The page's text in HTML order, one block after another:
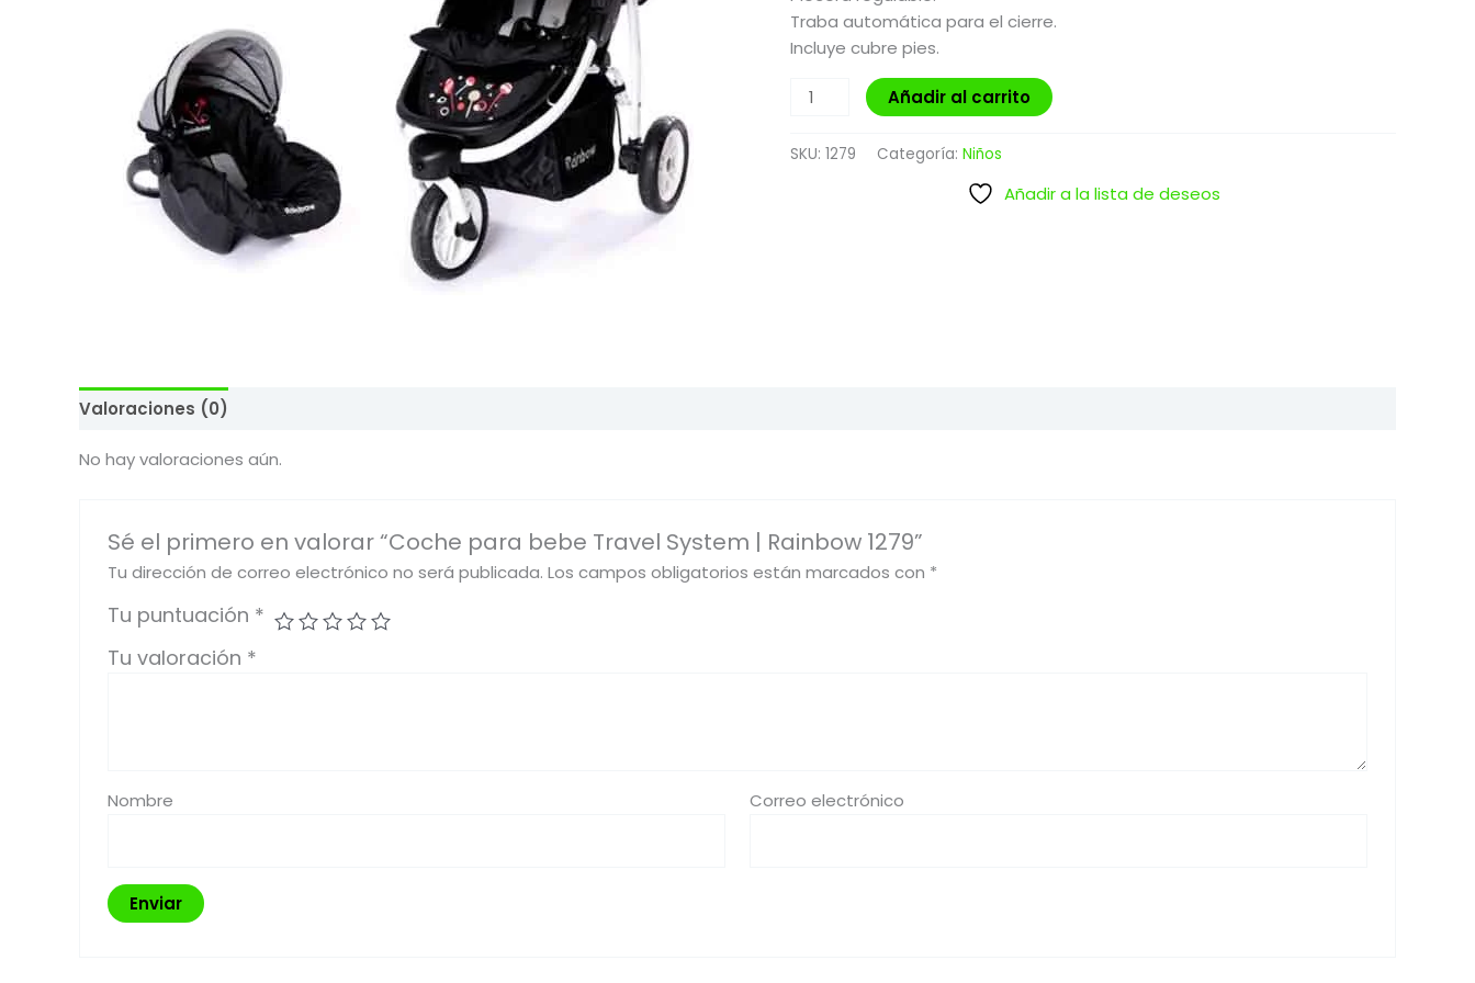
Traba automática para el cierre.
Incluye cubre pies.
Añadir al carrito
SKU: 1279 Categoría: Niños
Añadir a la lista de deseos
Valoraciones (0)
No hay valoraciones aún.
Sé el primero en valorar “Coche para bebe Travel System | Rainbow 1279”
Tu dirección de correo electrónico no será publicada. Los campos obligatorios están marcados con *
Tu puntuación *
Tu valoración *
Nombre Correo electrónico